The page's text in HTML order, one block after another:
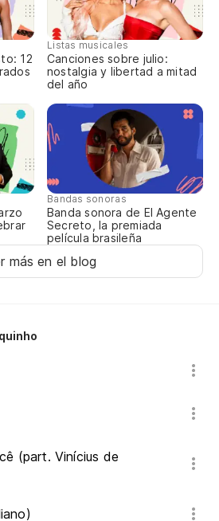
12
Listas musicales
Canciones sobre julio:
nostalgia y libertad a mitad
del año
Bandas sonoras
Banda sonora de El Agente
Secreto, la premiada
película brasileña
más en el blog
(part. Vinícius de